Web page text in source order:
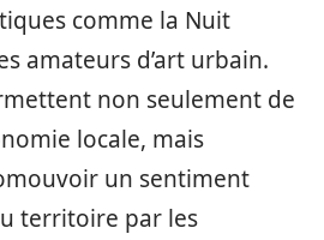
comme la Nuit
amateurs d’art urbain.
non seulement de
locale, mais
un sentiment
territoire par les